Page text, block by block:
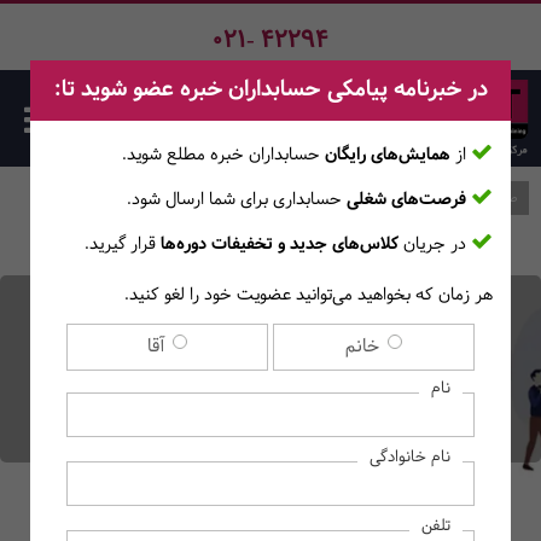
021- 42294
تفاوت‌های کلیدی
استانداردهای حسابداری ایران
با IFRS (در ۵ حوزه اصلی)
صفحه اصلی وبلاگ
در خبرنامه پیامکی حسابداران خبره عضو شوید تا:
از همایش‌های رایگان حسابداران خبره مطلع ‎شوید.
فرصت‌های شغلی حسابداری برای شما ارسال شود.
در جریانکلاس‌های جدید و تخفیفات دوره‌هاقرار گیرید.
هر زمان که بخواهید می‌توانید عضویت خود را لغو کنید.
خانم آقا
نام
نام خانوادگی
تلفن